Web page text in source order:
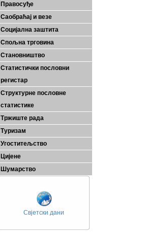
Правосуђе
Саобраћај и везе
Социјална заштита
Спољна трговина
Становништво
Статистички пословни
регистар
Структурне пословне
статистике
Тржиште рада
Туризам
Угоститељство
Цијене
Шумарство
Свјетски дани